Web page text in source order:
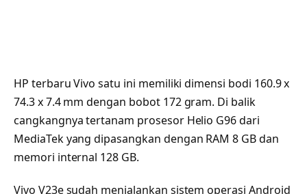
HP terbaru Vivo satu ini memiliki dimensi bodi 160.9 x
74.3 x 7.4 mm dengan bobot 172 gram. Di balik
cangkangnya tertanam prosesor Helio G96 dari
MediaTek yang dipasangkan dengan RAM 8 GB dan
memori internal 128 GB.
Vivo V23e sudah menjalankan sistem operasi Android